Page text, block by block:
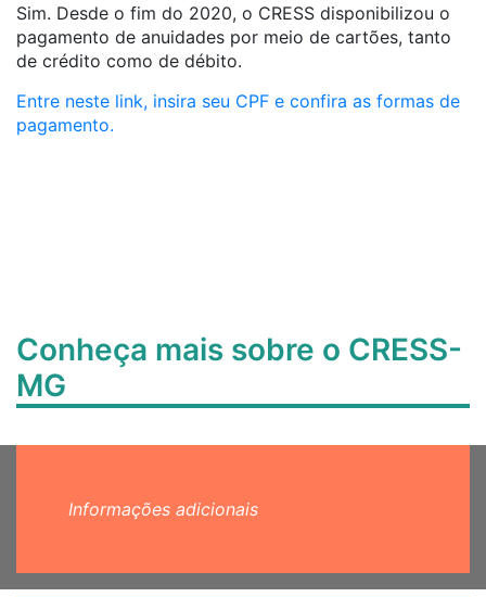
Sim. Desde o fim do 2020, o CRESS disponibilizou o
pagamento de anuidades por meio de cartões, tanto
de crédito como de débito.
Entre neste link, insira seu CPF e confira as formas de
pagamento.
Conheça mais sobre o CRESS-
MG
Informações adicionais